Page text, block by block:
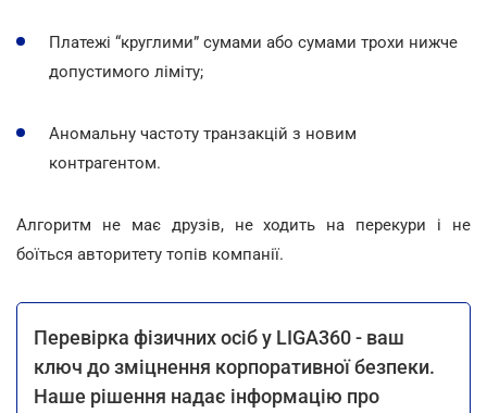
Платежі “круглими” сумами або сумами трохи нижче
допустимого ліміту;
Аномальну частоту транзакцій з новим
контрагентом.
Алгоритм не має друзів, не ходить на перекури і не
боїться авторитету топів компанії.
Перевірка фізичних осіб у LIGA360 - ваш
ключ до зміцнення корпоративної безпеки.
Наше рішення надає інформацію про